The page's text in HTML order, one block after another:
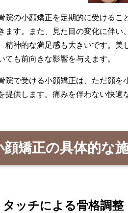
院の小顔矯正を定期的に受ける
ます。また、見た目の変化に伴い
精神的な満足感も大きいです。
ても前向きな影響を与えます。
院で受ける小顔矯正は、ただ顔
提供します。痛みを伴わない快適
顔矯正の具体的な
タッチによる骨格調整